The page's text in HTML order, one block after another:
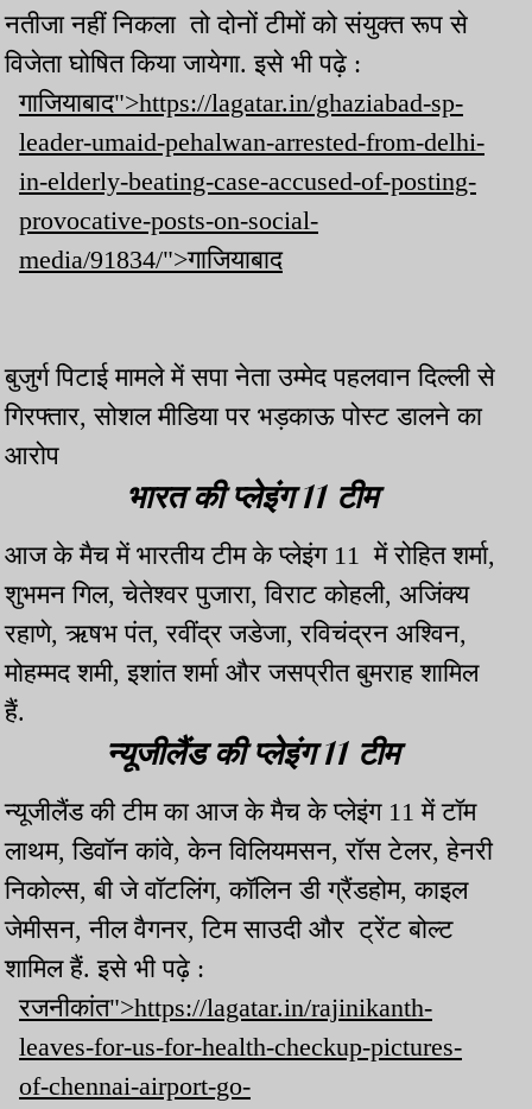
नतीजा नहीं निकला तो दोनों टीमों को संयुक्त रूप से
विजेता घोषित किया जायेगा. इसे भी पढ़े :
गाजियाबाद">https://lagatar.in/ghaziabad-sp-
leader-umaid-pehalwan-arrested-from-delhi-
in-elderly-beating-case-accused-of-posting-
provocative-posts-on-social-
media/91834/">गाजियाबाद
बुजुर्ग पिटाई मामले में सपा नेता उम्मेद पहलवान दिल्ली से
गिरफ्तार, सोशल मीडिया पर भड़काऊ पोस्ट डालने का
आरोप
भारत की प्लेइंग 11 टीम
आज के मैच में भारतीय टीम के प्लेइंग 11 में रोहित शर्मा,
शुभमन गिल, चेतेश्वर पुजारा, विराट कोहली, अजिंक्य
रहाणे, ऋषभ पंत, रवींद्र जडेजा, रविचंद्रन अश्विन,
मोहम्मद शमी, इशांत शर्मा और जसप्रीत बुमराह शामिल
हैं.
न्यूजीलैंड की प्लेइंग 11 टीम
न्यूजीलैंड की टीम का आज के मैच के प्लेइंग 11 में टॉम
लाथम, डिवॉन कांवे, केन विलियमसन, रॉस टेलर, हेनरी
निकोल्स, बी जे वॉटलिंग, कॉलिन डी ग्रैंडहोम, काइल
जेमीसन, नील वैगनर, टिम साउदी और ट्रेंट बोल्ट
शामिल हैं. इसे भी पढ़े :
रजनीकांत">https://lagatar.in/rajinikanth-
leaves-for-us-for-health-checkup-pictures-
of-chennai-airport-go-